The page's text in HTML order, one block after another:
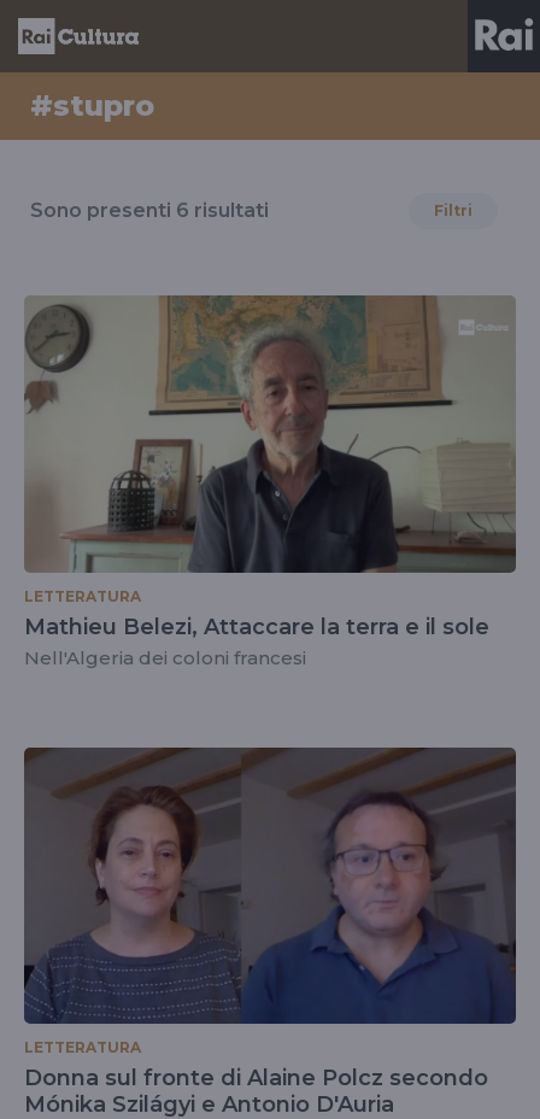
#stupro
il
#stupro
Sono presenti 6 risultati Filtri
LETTERATURA
Mathieu Belezi, Attaccare la terra e il sole
Nell'Algeria dei coloni francesi
LETTERATURA
Donna sul fronte di Alaine Polcz secondo
Mónika Szilágyi e Antonio D'Auria